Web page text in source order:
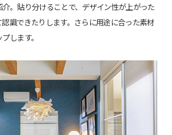
。貼り分けることで、デザイン性が上がった
識できたりします。さらに用途に合った素材
します。